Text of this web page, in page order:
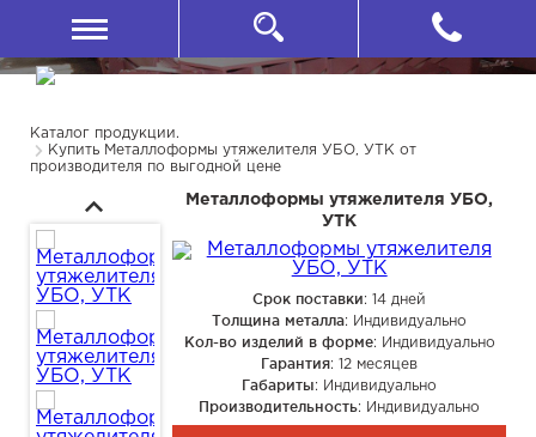
Каталог продукции.
Купить Металлоформы утяжелителя УБО, УТК от
производителя по выгодной цене
Металлоформы утяжелителя УБО,
УТК
Срок поставки: 14 дней
Толщина металла: Индивидуально
Кол-во изделий в форме: Индивидуально
Гарантия: 12 месяцев
Габариты: Индивидуально
Производительность: Индивидуально